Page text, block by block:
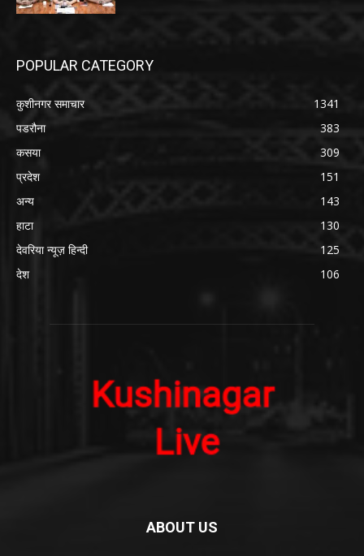
POPULAR CATEGORY
कुशीनगर समाचार
1341
पडरौना
383
कसया
309
प्रदेश
151
अन्य
143
हाटा
130
देवरिया न्यूज़ हिन्दी
125
देश
106
ABOUT US